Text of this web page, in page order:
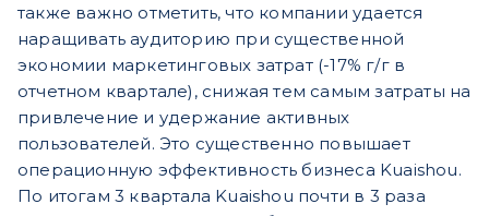
также важно отметить, что компании удается
наращивать аудиторию при существенной
экономии маркетинговых затрат (-17% г/г в
отчетном квартале), снижая тем самым затраты на
привлечение и удержание активных
пользователей. Это существенно повышает
операционную эффективность бизнеса Kuaishou.
По итогам 3 квартала Kuaishou почти в 3 раза